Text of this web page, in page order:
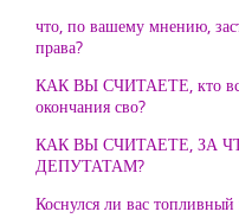
что, по вашему мнению,
права?
КАК ВЫ СЧИТАЕТЕ, кто
окончания сво?
КАК ВЫ СЧИТАЕТЕ, ЗА
ДЕПУТАТАМ?
Коснулся ли вас топливный